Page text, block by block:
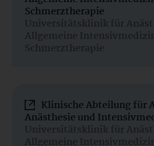
Schmerztherapie
Universitätsklinik für
Allgemeine
Schmerztherapie
Klinische Abteilung für
Anästhesie und
Universitätsklinik für
Allgemeine